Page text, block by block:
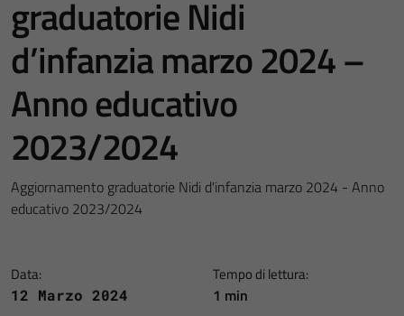
graduatorie Nidi
d’infanzia marzo 2024 –
Anno educativo
2023/2024
Aggiornamento graduatorie Nidi d'infanzia marzo 2024 - Anno
educativo 2023/2024
Data:
12 Marzo 2024
Tempo di lettura:
1 min